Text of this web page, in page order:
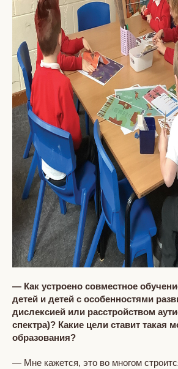
— Как устроено совместное
детей и детей с особенностями
дислексией или расстройством
спектра)? Какие цели ставит такая
образования?
— Мне кажется, это во многом